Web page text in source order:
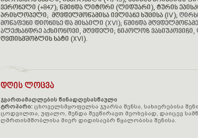
ვერონელი (+847); წმინდა ლიტორი (ლიდუარი), ტურის
პრისლოპელი; მღვდელმოწამისა ივლიანე ხუცისა (IV);
მოწაფენი დიონისე და მისაილი (XVI); წმინდა
ალექსანდრე აქსიონოვი, მღვდელი; ნიკოლოზ ვასიუკოვიჩი,
ღვთისმშობლის ხატი (XVI).
დღის ლოცვა
ჯვართამაღლების წინადღესასწაული
ტროპარი: ცხოველსმყოფელსა ჯუარსა შენსა, სახიერებისა
ცოდვილთა, უფალო, შენდა შევწირავთ მეოხებად, დაიცევ
ღმრთისმშობლისა მიერ დიდისაებრ წყალობისა შენისა.